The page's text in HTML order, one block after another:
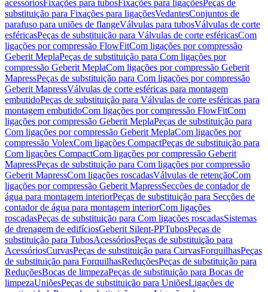
acessóriosFixações para tubosFixações para ligaçõesPeças de
substituição para Fixações para ligaçõesVedantesConjuntos de
parafuso para uniões de flangeVálvulas para tubosVálvulas de corte
esféricasPeças de substituição para Válvulas de corte esféricasCom
ligações por compressão FlowFitCom ligações por compressão
Geberit MeplaPeças de substituição para Com ligações por
compressão Geberit MeplaCom ligações por compressão Geberit
MapressPeças de substituição para Com ligações por compressão
Geberit MapressVálvulas de corte esféricas para montagem
embutidoPeças de substituição para Válvulas de corte esféricas para
montagem embutidoCom ligações por compressão FlowFitCom
ligações por compressão Geberit MeplaPeças de substituição para
Com ligações por compressão Geberit MeplaCom ligações por
compressão VolexCom ligações CompactPeças de substituição para
Com ligações CompactCom ligações por compressão Geberit
MapressPeças de substituição para Com ligações por compressão
Geberit MapressCom ligações roscadasVálvulas de retençãoCom
ligações por compressão Geberit MapressSecções de contador de
água para montagem interiorPeças de substituição para Secções de
contador de água para montagem interiorCom ligações
roscadasPeças de substituição para Com ligações roscadasSistemas
de drenagem de edifíciosGeberit Silent-PPTubosPeças de
substituição para TubosAcessóriosPeças de substituição para
AcessóriosCurvasPeças de substituição para CurvasForquilhasPeças
de substituição para ForquilhasReduçõesPeças de substituição para
ReduçõesBocas de limpezaPeças de substituição para Bocas de
limpezaUniõesPeças de substituição para UniõesLigações de